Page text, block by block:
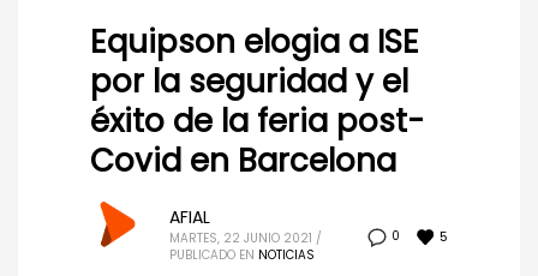
Equipson elogia a ISE
por la seguridad y el
éxito de la feria post-
Covid en Barcelona
0 5
AFIAL
MARTES, 22 JUNIO 2021 /
PUBLICADO EN NOTICIAS